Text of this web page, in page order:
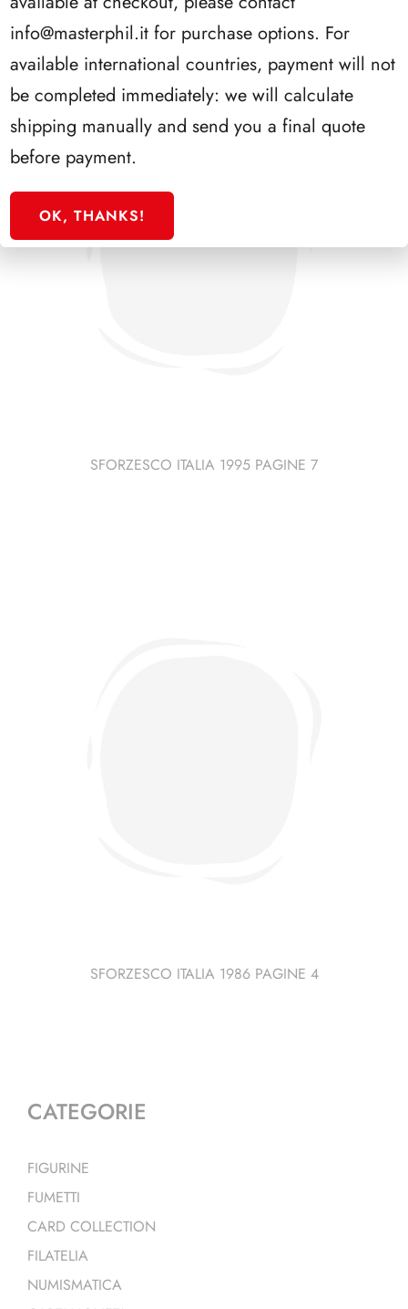
SFORZESCO ITALIA 1995 PAGINE 7
SFORZESCO ITALIA 1986 PAGINE 4
CATEGORIE
FIGURINE
FUMETTI
CARD COLLECTION
FILATELIA
NUMISMATICA
info@masterphil.it for purchase options. For
available international countries, payment will not
be completed immediately: we will calculate
shipping manually and send you a final quote
before payment.
OK, THANKS!